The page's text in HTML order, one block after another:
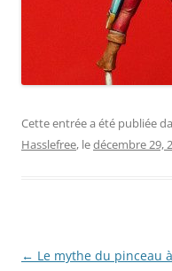
Cette entrée a été publiée
Hasslefree, ledécembre 29,
Navigation
← Le mythe du pinceau